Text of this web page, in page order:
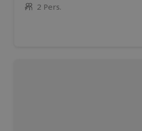
Anzahl der Teilnehmer
2 Pers.